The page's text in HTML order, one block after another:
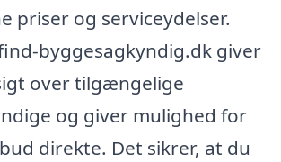
priser og serviceydelser.
byggesagkyndig.dk giver
over tilgængelige
og giver mulighed for
direkte. Det sikrer, at du